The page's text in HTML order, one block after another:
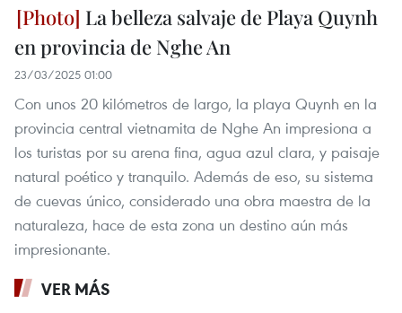
La belleza salvaje de Playa Quynh
en provincia de Nghe An
23/03/2025 01:00
Con unos 20 kilómetros de largo, la playa Quynh en la
provincia central vietnamita de Nghe An impresiona a
los turistas por su arena fina, agua azul clara, y paisaje
natural poético y tranquilo. Además de eso, su sistema
de cuevas único, considerado una obra maestra de la
naturaleza, hace de esta zona un destino aún más
impresionante.
VER MÁS